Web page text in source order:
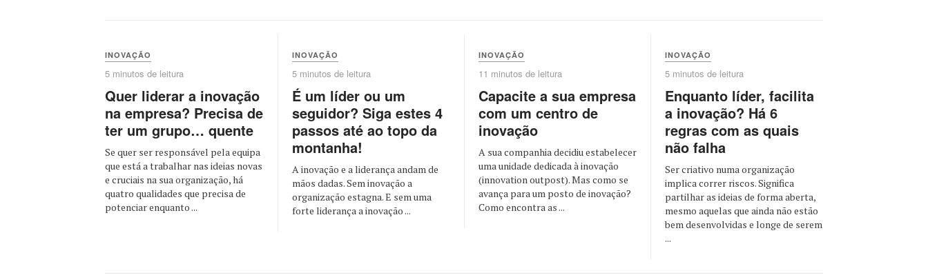
INOVAÇÃO
5 minutos de leitura
Quer liderar a inovação
na empresa? Precisa de
ter um grupo… quente
Se quer ser responsável pela equipa
que está a trabalhar nas ideias novas
e cruciais na sua organização, há
quatro qualidades que precisa de
potenciar enquanto ...
INOVAÇÃO
5 minutos de leitura
É um líder ou um
seguidor? Siga estes 4
passos até ao topo da
montanha!
A inovação e a liderança andam de
mãos dadas. Sem inovação a
organização estagna. E sem uma
forte liderança a inovação ...
INOVAÇÃO
11 minutos de leitura
Capacite a sua empresa
com um centro de
inovação
A sua companhia decidiu estabelecer
uma unidade dedicada à inovação
(innovation outpost). Mas como se
avança para um posto de inovação?
Como encontra as ...
INOVAÇÃO
5 minutos de leitura
Enquanto líder, facilita
a inovação? Há 6
regras com as quais
não falha
Ser criativo numa organização
implica correr riscos. Significa
partilhar as ideias de forma aberta,
mesmo aquelas que ainda não estão
bem desenvolvidas e longe de serem
...